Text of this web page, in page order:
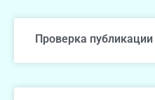
Проверка публикации